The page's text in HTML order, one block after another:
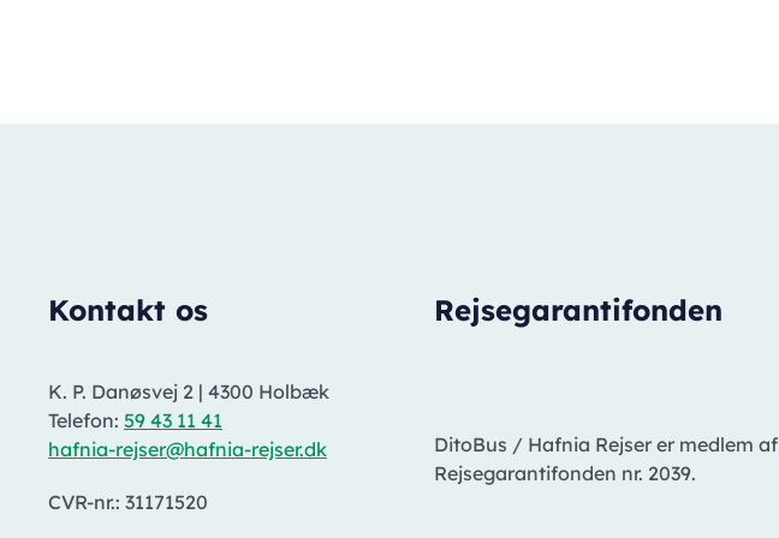
Kontakt os
K. P. Danøsvej 2 | 4300 Holbæk
Telefon: 59 43 11 41
hafnia-rejser@hafnia-rejser.dk
CVR-nr.: 31171520
Rejsegarantifonden
DitoBus / Hafnia Rejser er medlem af
Rejsegarantifonden nr. 2039.